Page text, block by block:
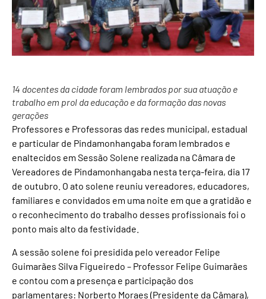
14 docentes da cidade foram lembrados por sua atuação e
trabalho em prol da educação e da formação das novas
gerações
Professores e Professoras das redes municipal, estadual
e particular de Pindamonhangaba foram lembrados e
enaltecidos em Sessão Solene realizada na Câmara de
Vereadores de Pindamonhangaba nesta terça-feira, dia 17
de outubro. O ato solene reuniu vereadores, educadores,
familiares e convidados em uma noite em que a gratidão e
o reconhecimento do trabalho desses profissionais foi o
ponto mais alto da festividade.
A sessão solene foi presidida pelo vereador Felipe
Guimarães Silva Figueiredo – Professor Felipe Guimarães
e contou com a presença e participação dos
parlamentares: Norberto Moraes (Presidente da Câmara),